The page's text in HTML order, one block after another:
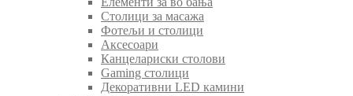
Столици за масажа
Фотељи и столици
Аксесоари
Канцелариски столови
Gaming столици
Декоративни LED камини